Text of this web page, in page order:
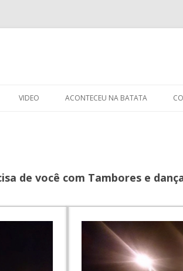
to
VIDEO ACONTECEU NA BATATA
de você com Tambores e